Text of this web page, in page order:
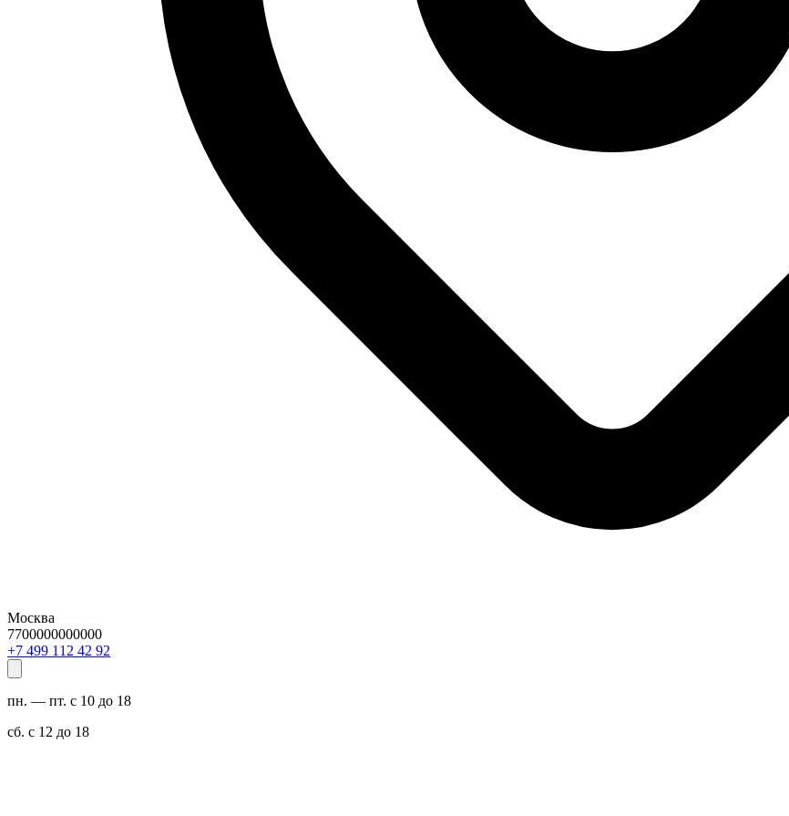
Москва
7700000000000
29 24 211 994 7+
пн. — пт. с 10 до 18
сб. с 12 до 18